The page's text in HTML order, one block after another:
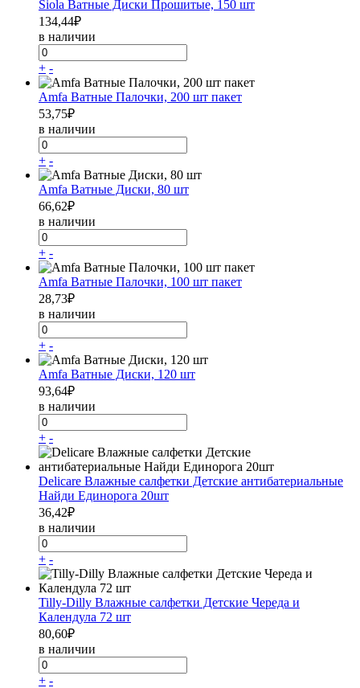
Siola Ватные Диски Прошитые, 150 шт
134,44₽
в наличии
+ -
Amfa Ватные Палочки, 200 шт пакет
53,75₽
в наличии
+ -
Amfa Ватные Диски, 80 шт
66,62₽
в наличии
+ -
Amfa Ватные Палочки, 100 шт пакет
28,73₽
в наличии
+ -
Amfa Ватные Диски, 120 шт
93,64₽
в наличии
+ -
Delicare Влажные салфетки Детские антибатериальные
Найди Единорога 20шт
36,42₽
в наличии
+ -
Tilly-Dilly Влажные салфетки Детские Череда и
Календула 72 шт
80,60₽
в наличии
+ -